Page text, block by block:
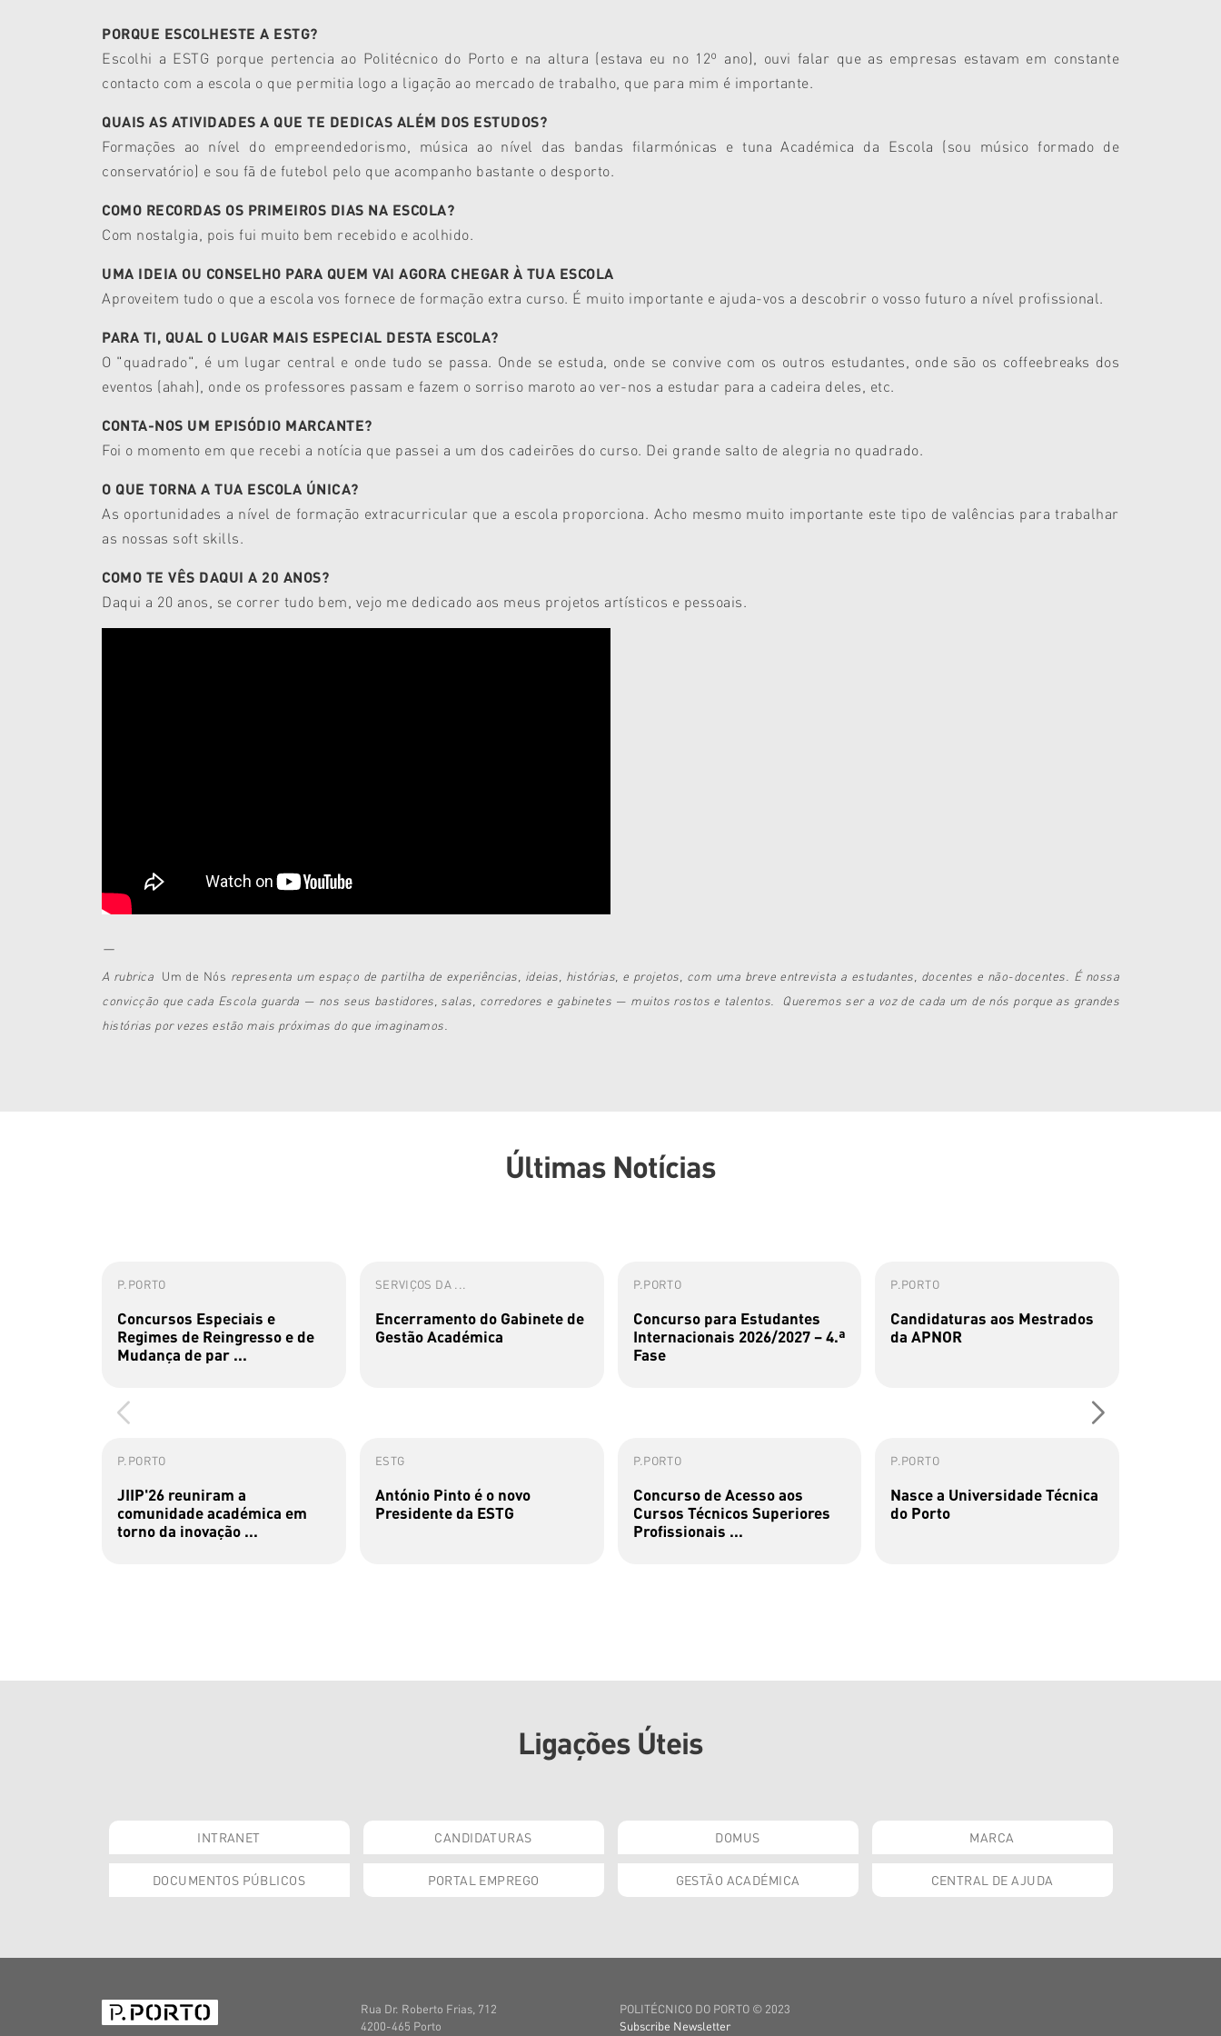
PORQUE ESCOLHESTE A ESTG?
Escolhi a ESTG porque pertencia ao Politécnico do Porto e na altura (estava eu no 12º ano), ouvi falar que as empresas estavam em constante
contacto com a escola o que permitia logo a ligação ao mercado de trabalho, que para mim é importante.
QUAIS AS ATIVIDADES A QUE TE DEDICAS ALÉM DOS ESTUDOS?
Formações ao nível do empreendedorismo, música ao nível das bandas filarmónicas e tuna Académica da Escola (sou músico formado de
conservatório) e sou fã de futebol pelo que acompanho bastante o desporto.
COMO RECORDAS OS PRIMEIROS DIAS NA ESCOLA?
Com nostalgia, pois fui muito bem recebido e acolhido.
UMA IDEIA OU CONSELHO PARA QUEM VAI AGORA CHEGAR À TUA ESCOLA
Aproveitem tudo o que a escola vos fornece de formação extra curso. É muito importante e ajuda-vos a descobrir o vosso futuro a nível profissional.
PARA TI, QUAL O LUGAR MAIS ESPECIAL DESTA ESCOLA?
O "quadrado", é um lugar central e onde tudo se passa. Onde se estuda, onde se convive com os outros estudantes, onde são os coffeebreaks dos
eventos (ahah), onde os professores passam e fazem o sorriso maroto ao ver-nos a estudar para a cadeira deles, etc.
CONTA-NOS UM EPISÓDIO MARCANTE?
Foi o momento em que recebi a notícia que passei a um dos cadeirões do curso. Dei grande salto de alegria no quadrado.
O QUE TORNA A TUA ESCOLA ÚNICA?
As oportunidades a nível de formação extracurricular que a escola proporciona. Acho mesmo muito importante este tipo de valências para trabalhar
as nossas soft skills.
COMO TE VÊS DAQUI A 20 ANOS?
Daqui a 20 anos, se correr tudo bem, vejo me dedicado aos meus projetos artísticos e pessoais.
—
A rubrica Um de Nós representa um espaço de partilha de experiências, ideias, histórias, e projetos, com uma breve entrevista a estudantes, docentes e não-docentes. É nossa
convicção que cada Escola guarda — nos seus bastidores, salas, corredores e gabinetes — muitos rostos e talentos. Queremos ser a voz de cada um de nós porque as grandes
histórias por vezes estão mais próximas do que imaginamos.
Últimas Notícias
P.PORTO
Concursos Especiais e
Regimes de Reingresso e de
Mudança de par ...
SERVIÇOS DA ...
Encerramento do Gabinete de
Gestão Académica
P.PORTO
Concurso para Estudantes
Internacionais 2026/2027 – 4.ª
Fase
P.PORTO
Candidaturas aos Mestrados
da APNOR
P.PORTO
JIIP'26 reuniram a
comunidade académica em
torno da inovação ...
ESTG
António Pinto é o novo
Presidente da ESTG
P.PORTO
Concurso de Acesso aos
Cursos Técnicos Superiores
Profissionais ...
P.PORTO
Nasce a Universidade Técnica
do Porto
Ligações Úteis
INTRANET CANDIDATURAS DOMUS MARCA
DOCUMENTOS PÚBLICOS PORTAL EMPREGO GESTÃO ACADÉMICA CENTRAL DE AJUDA
Rua Dr. Roberto Frias, 712
4200-465 Porto
POLITÉCNICO DO PORTO © 2023
Subscribe Newsletter